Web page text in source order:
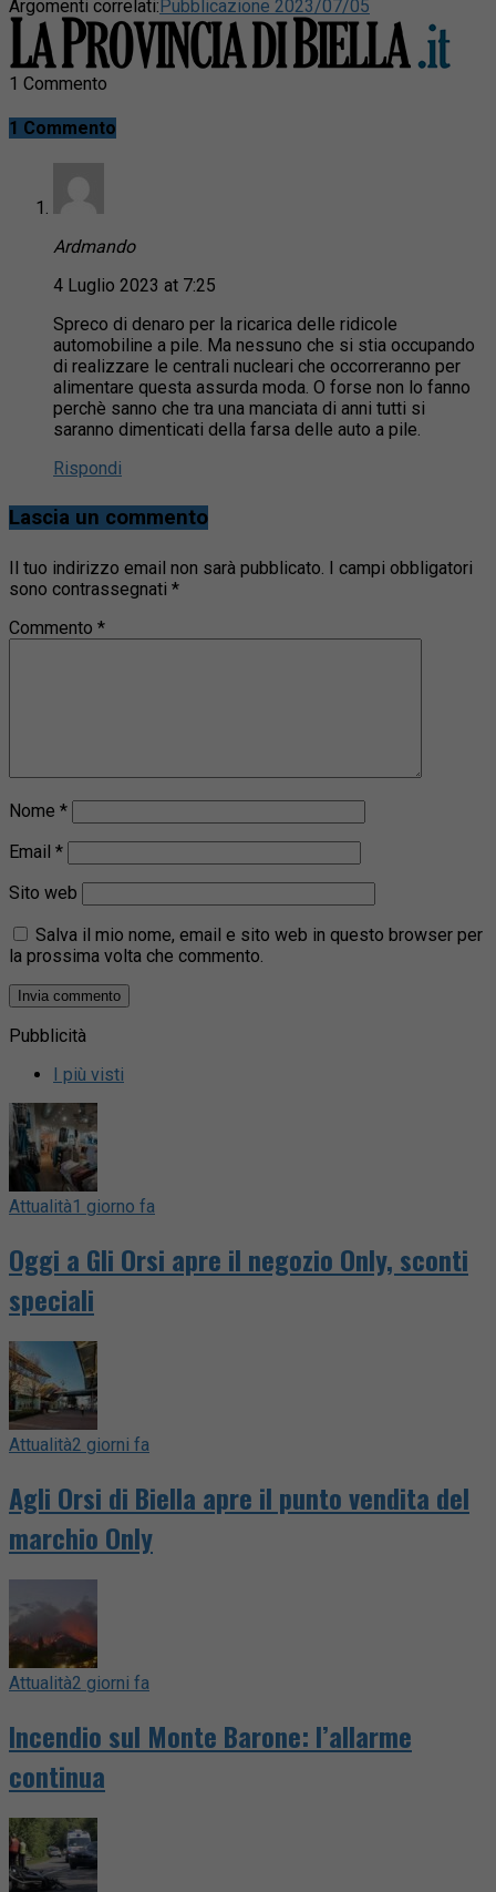
Argomenti correlati:Pubblicazione 2023/07/05
1 Commento
1 Commento
Ardmando
4 Luglio 2023 at 7:25
Spreco di denaro per la ricarica delle ridicole
automobiline a pile. Ma nessuno che si stia occupando
di realizzare le centrali nucleari che occorreranno per
alimentare questa assurda moda. O forse non lo fanno
perchè sanno che tra una manciata di anni tutti si
saranno dimenticati della farsa delle auto a pile.
Rispondi
Lascia un commento
Il tuo indirizzo email non sarà pubblicato.
I campi obbligatori
sono contrassegnati *
Commento *
Nome *
Email *
Sito web
Salva il mio nome, email e sito web in questo browser per
la prossima volta che commento.
Pubblicità
I più visti
Attualità1 giorno fa
Oggi a Gli Orsi apre il negozio Only, sconti
speciali
Attualità2 giorni fa
Agli Orsi di Biella apre il punto vendita del
marchio Only
Attualità2 giorni fa
Incendio sul Monte Barone: l’allarme
continua